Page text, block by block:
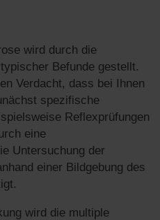
wird durch die
Befunde gestellt.
Verdacht, dass bei Ihnen
spezifische
Reflexprüfungen
eine
Untersuchung der
einer Bildgebung des
wird die multiple